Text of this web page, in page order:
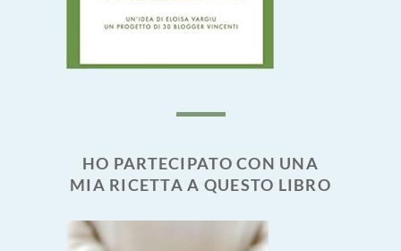
HO PARTECIPATO CON UNA
MIA RICETTA A QUESTO LIBRO